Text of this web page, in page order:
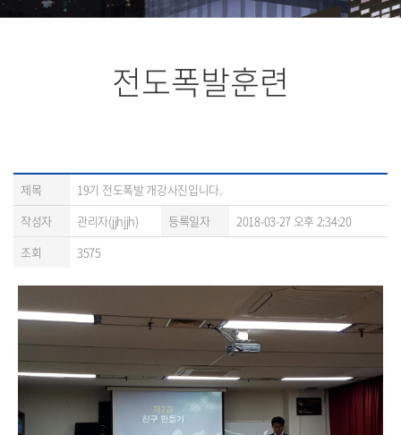
전도폭발훈련
제목
19기 전도폭발 개강사진입니다.
작성자
관리자(jjhjjh) 등록일자
2018-03-27 오후 2:34:20
조회
3575